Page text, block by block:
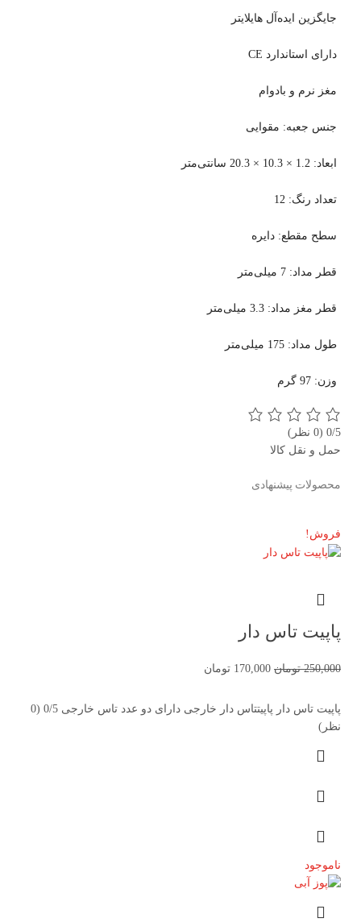
جایگزین ایده‌آل هایلایتر
دارای استاندارد CE
مغز نرم و بادوام
جنس جعبه: مقوایی
ابعاد: 1.2 × 10.3 × 20.3 سانتی‌متر
تعداد رنگ: 12
سطح مقطع: دایره
قطر مداد: 7 میلی‌متر
قطر مغز مداد: 3.3 میلی‌متر
طول مداد: 175 میلی‌متر
وزن: 97 گرم
0/5 (0 نظر)
حمل و نقل کالا
محصولات پیشنهادی
فروش!
پاپیت تاس دار
250,000 تومان 170,000 تومان
پاپیت تاس دار پاپیتتاس دار خارجی دارای دو عدد تاس خارجی 0/5 (0
نظر)
ناموجود